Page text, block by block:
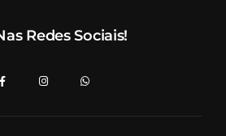
Redes Sociais!